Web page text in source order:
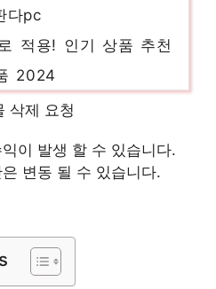
적용! 인기 상품 추천
델
요! 인기 상품 추천 제
2024
2024
볼펜
삭제 요청
이 발생 할 수 있습니다.
변동 될 수 있습니다.